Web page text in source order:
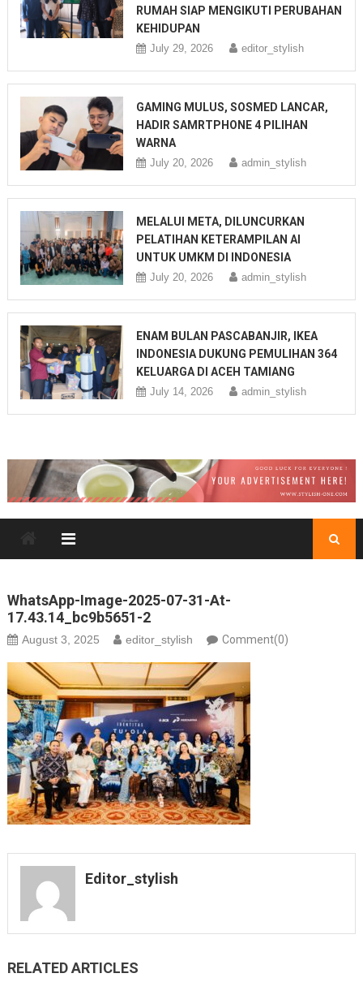
RUMAH SIAP MENGIKUTI PERUBAHAN
KEHIDUPAN
July 29, 2026 editor_stylish
GAMING MULUS, SOSMED LANCAR,
HADIR SAMRTPHONE 4 PILIHAN
WARNA
July 20, 2026 admin_stylish
MELALUI META, DILUNCURKAN
PELATIHAN KETERAMPILAN AI
UNTUK UMKM DI INDONESIA
July 20, 2026 admin_stylish
ENAM BULAN PASCABANJIR, IKEA
INDONESIA DUKUNG PEMULIHAN 364
KELUARGA DI ACEH TAMIANG
July 14, 2026 admin_stylish
WhatsApp-Image-2025-07-31-At-
17.43.14_bc9b5651-2
August 3, 2025 editor_stylish Comment(0)
Editor_stylish
RELATED ARTICLES